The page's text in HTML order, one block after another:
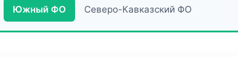
Южный ФО Северо-Кавказский ФО